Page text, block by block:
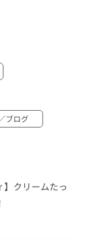
ブログ
】クリームたっ